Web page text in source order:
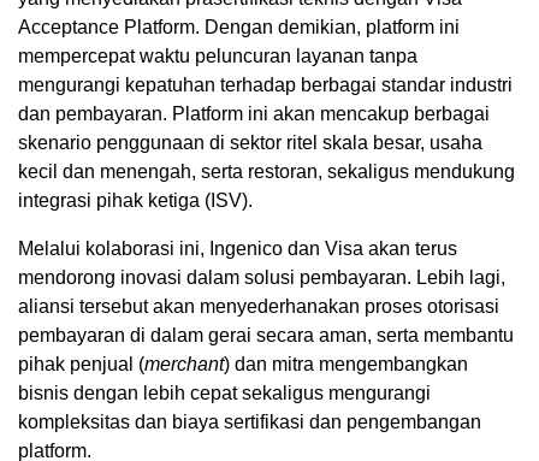
Acceptance Platform. Dengan demikian, platform ini
mempercepat waktu peluncuran layanan tanpa
mengurangi kepatuhan terhadap berbagai standar industri
dan pembayaran. Platform ini akan mencakup berbagai
skenario penggunaan di sektor ritel skala besar, usaha
kecil dan menengah, serta restoran, sekaligus mendukung
integrasi pihak ketiga (ISV).
Melalui kolaborasi ini, Ingenico dan Visa akan terus
mendorong inovasi dalam solusi pembayaran. Lebih lagi,
aliansi tersebut akan menyederhanakan proses otorisasi
pembayaran di dalam gerai secara aman, serta membantu
pihak penjual (merchant) dan mitra mengembangkan
bisnis dengan lebih cepat sekaligus mengurangi
kompleksitas dan biaya sertifikasi dan pengembangan
platform.